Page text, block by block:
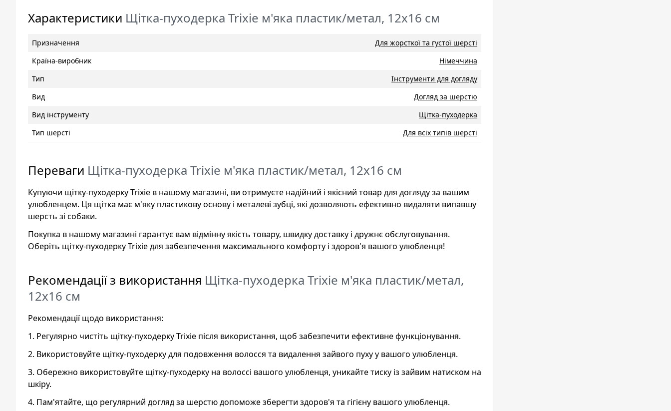
Характеристики Щітка-пуходерка Trixie м'яка пластик/метал, 12х16 см
Призначення
Для жорсткої та густої шерсті
Країна-виробник
Нiмеччина
Тип
Інструменти для догляду
Вид
Догляд за шерстю
Вид інструменту
Щітка-пуходерка
Тип шерсті
Для всіх типів шерсті
Переваги Щітка-пуходерка Trixie м'яка пластик/метал, 12х16 см
Купуючи щітку-пуходерку Trixie в нашому магазині, ви отримуєте надійний і якісний товар для догляду за вашим
улюбленцем. Ця щітка має м'яку пластикову основу і металеві зубці, які дозволяють ефективно видаляти випавшу
шерсть зі собаки.
Покупка в нашому магазині гарантує вам відмінну якість товару, швидку доставку і дружнє обслуговування.
Оберіть щітку-пуходерку Trixie для забезпечення максимального комфорту і здоров'я вашого улюбленця!
Рекомендації з використання Щітка-пуходерка Trixie м'яка пластик/метал,
12х16 см
Рекомендації щодо використання:
1. Регулярно чистіть щітку-пуходерку Trixie після використання, щоб забезпечити ефективне функціонування.
2. Використовуйте щітку-пуходерку для подовження волосся та видалення зайвого пуху у вашого улюбленця.
3. Обережно використовуйте щітку-пуходерку на волоссі вашого улюбленця, уникайте тиску із зайвим натиском на
шкіру.
4. Пам'ятайте, що регулярний догляд за шерстю допоможе зберегти здоров'я та гігієну вашого улюбленця.